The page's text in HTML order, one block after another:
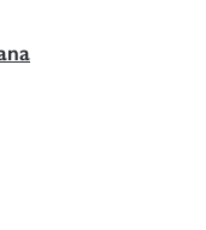
de las bombas
de la Guerra
digital.
en 1933 Paul
íntimo de
hijo antes
alma de la
el mismo mal